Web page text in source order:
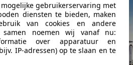
gebruikerservaring met
diensten te bieden, maken
van cookies en andere
samen noemen wij vanaf nu:
over apparatuur en
IP-adressen) op te slaan en te